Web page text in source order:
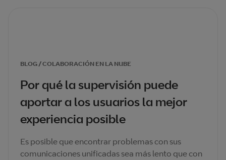
BLOG / COLABORACIÓN EN LA NUBE
Por qué la supervisión puede
aportar a los usuarios la mejor
experiencia posible
Es posible que encontrar problemas con sus
comunicaciones unificadas sea más lento que con